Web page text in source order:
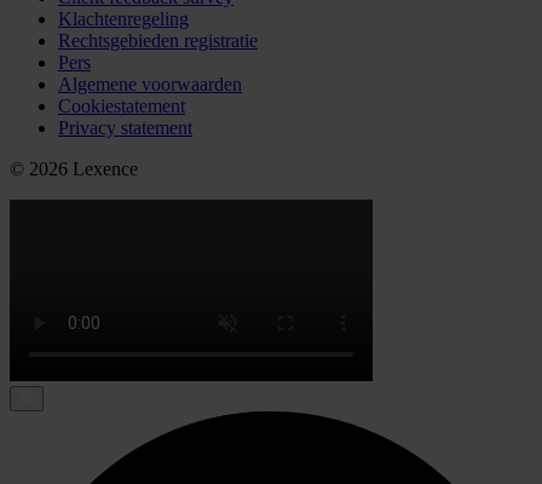
Klachtenregeling
Rechtsgebieden registratie
Pers
Algemene voorwaarden
Cookiestatement
Privacy statement
© 2026 Lexence